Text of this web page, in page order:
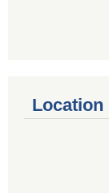
Location